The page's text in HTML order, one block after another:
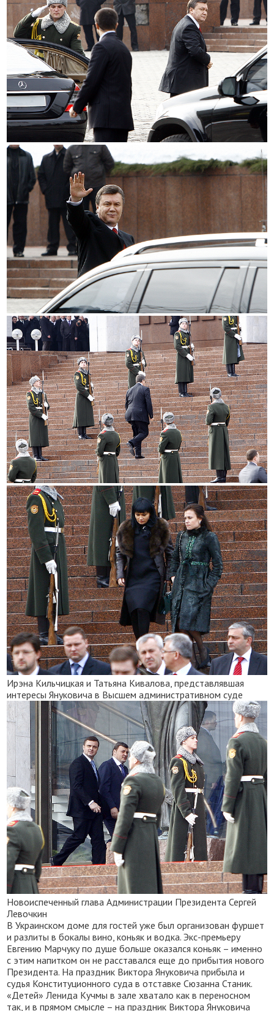
Ирэна Кильчицкая и Татьяна Кивалова, представлявшая
интересы Януковича в Высшем административном суде
Новоиспеченный глава Администрации Президента Сергей
Левочкин
В Украинском доме для гостей уже был организован фуршет
и разлиты в бокалы вино, коньяк и водка. Экс-премьеру
Евгению Марчуку по душе больше оказался коньяк – именно
с этим напитком он не расставался еще до прибытия нового
Президента. На праздник Виктора Януковича прибыла и
судья Конституционного суда в отставке Сюзанна Станик.
«Детей» Ленида Кучмы в зале хватало как в переносном
так, и в прямом смысле – на праздник Виктора Януковича